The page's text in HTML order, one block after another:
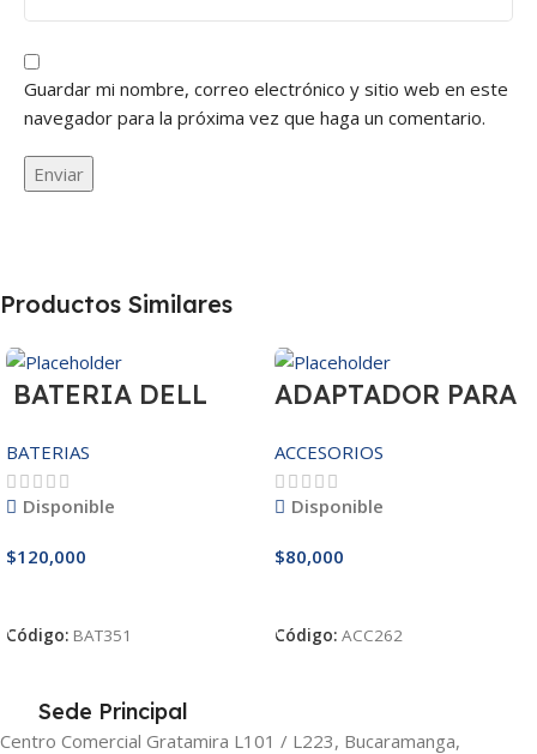
Guardar mi nombre, correo electrónico y sitio web en este
navegador para la próxima vez que haga un comentario.
Productos Similares
BATERIA DELL
3521/5421/3425
14.8V
BATERIAS
Disponible
$120,000
Código: BAT351
ADAPTADOR PARA
20W
ACCESORIOS
Disponible
$80,000
Código: ACC262
Sede Principal
Centro Comercial Gratamira L101 / L223, Bucaramanga,